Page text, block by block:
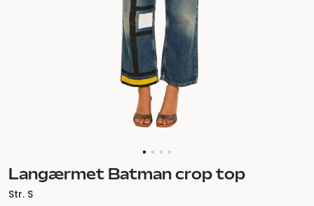
Langærmet Batman crop top
Str. S